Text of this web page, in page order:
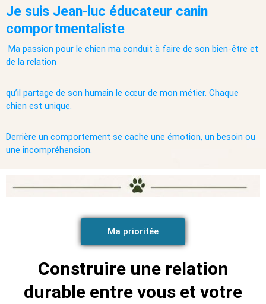
Je suis Jean-luc éducateur canin
comportmentaliste
Ma passion pour le chien ma conduit à faire de son bien-être et
de la relation
qu’il partage de son humain le cœur de mon métier. Chaque
chien est unique.
Derrière un comportement se cache une émotion, un besoin ou
une incompréhension.
Ma prioritée
Construire une relation
durable entre vous et votre